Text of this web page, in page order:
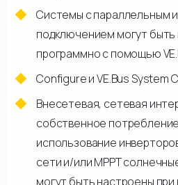
Системы с параллельным
подключением могут
программно с помощью
Configure и VE.Bus System
Внесетевая, сетевая
собственное
использование
сети и/или МРРТ
могут быть настроены